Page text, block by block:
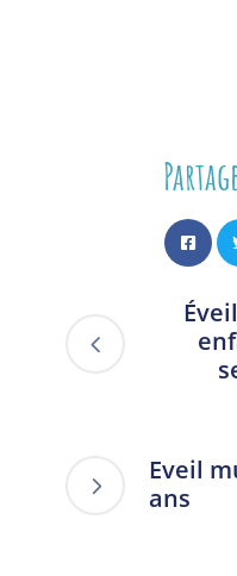
Eveil
ans